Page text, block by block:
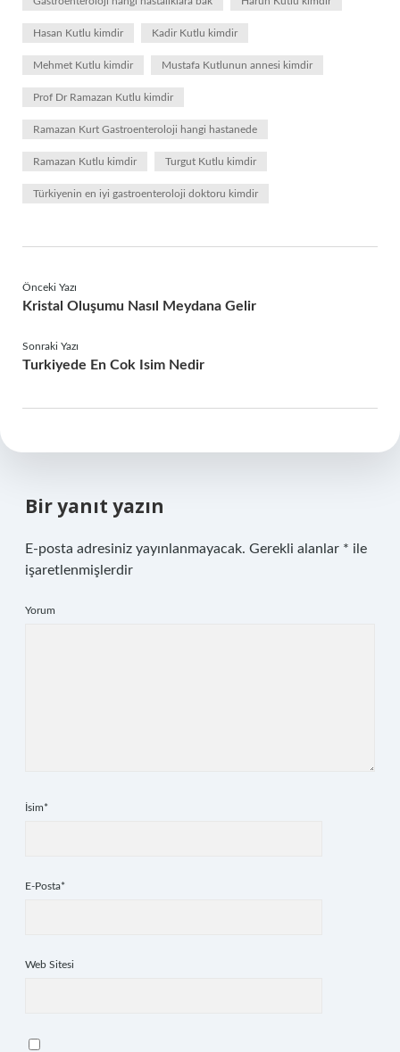
Hasan Kutlu kimdir Kadir Kutlu kimdir
Mehmet Kutlu kimdir Mustafa Kutlunun annesi kimdir
Prof Dr Ramazan Kutlu kimdir
Ramazan Kurt Gastroenteroloji hangi hastanede
Ramazan Kutlu kimdir Turgut Kutlu kimdir
Türkiyenin en iyi gastroenteroloji doktoru kimdir
Önceki Yazı
Kristal Oluşumu Nasıl Meydana Gelir
Sonraki Yazı
Turkiyede En Cok Isim Nedir
Bir yanıt yazın
E-posta adresiniz yayınlanmayacak. Gerekli alanlar * ile
işaretlenmişlerdir
Yorum
İsim*
E-Posta*
Web Sitesi